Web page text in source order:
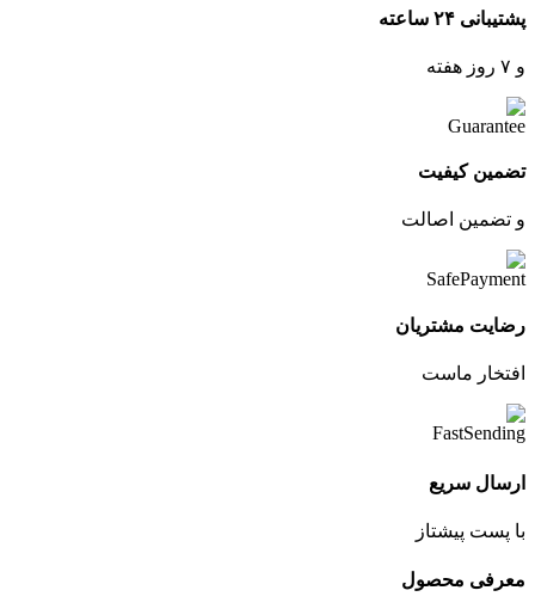
پشتیبانی ۲۴ ساعته
و ۷ روز هفته
تضمین کیفیت
و تضمین اصالت
رضایت مشتریان
افتخار ماست
ارسال سریع
با پست پیشتاز
معرفی محصول